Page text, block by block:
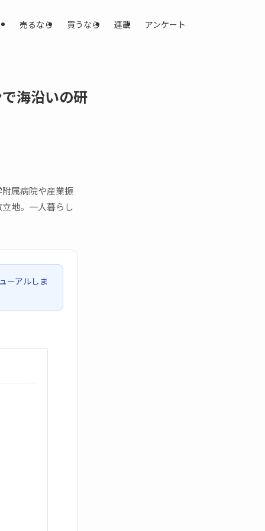
売るなら 買うなら 連載 アンケート
海沿いの研
属病院や産業振
地。一人暮らし
ーアルしま